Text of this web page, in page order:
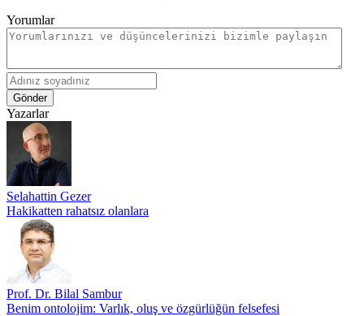
Yorumlar
Gönder
Yazarlar
Selahattin Gezer
Hakikatten rahatsız olanlara
Prof. Dr. Bilal Sambur
Benim ontolojim: Varlık, oluş ve özgürlüğün felsefesi